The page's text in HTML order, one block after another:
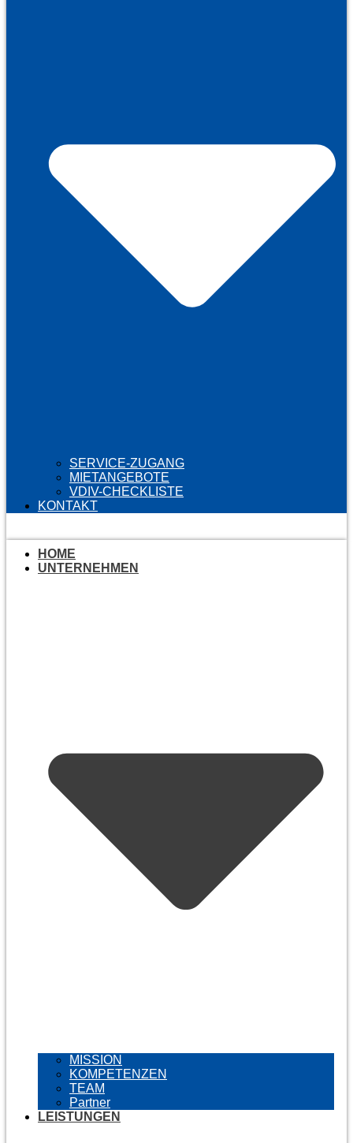
SERVICE-ZUGANG
MIETANGEBOTE
VDIV-CHECKLISTE
KONTAKT
HOME
UNTERNEHMEN
MISSION
KOMPETENZEN
TEAM
Partner
LEISTUNGEN